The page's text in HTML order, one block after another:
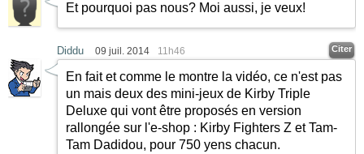
Et pourquoi pas nous? Moi aussi, je veux!
Diddu 09 juil. 2014 11h46 Citer
En fait et comme le montre la vidéo, ce n'est pas
un mais deux des mini-jeux de Kirby Triple
Deluxe qui vont être proposés en version
rallongée sur l'e-shop : Kirby Fighters Z et Tam-
Tam Dadidou, pour 750 yens chacun.